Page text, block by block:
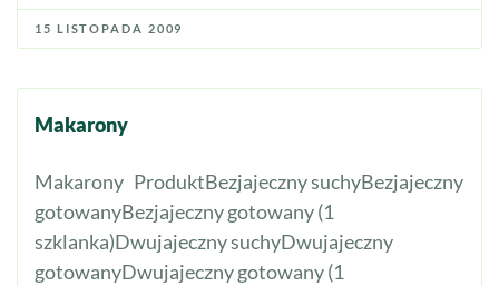
15 LISTOPADA 2009
Makarony
Makarony ProduktBezjajeczny suchyBezjajeczny
gotowanyBezjajeczny gotowany (1
szklanka)Dwujajeczny suchyDwujajeczny
gotowanyDwujajeczny gotowany (1